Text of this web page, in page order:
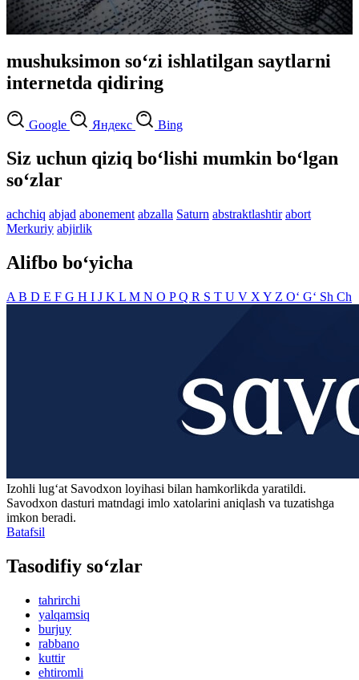
mushuksimon so‘zi ishlatilgan saytlarni
internetda qidiring
Google Яндекс Bing
Siz uchun qiziq bo‘lishi mumkin bo‘lgan
so‘zlar
achchiq abjad abonement abzalla Saturn abstraktlashtir abort
Merkuriy abjirlik
Alifbo bo‘yicha
A B D E F G H I J K L M N O PQ R S T U V X Y Z O‘ G‘ Sh Ch
Izohli lugʻat Savodxon loyihasi bilan hamkorlikda yaratildi.
Savodxon dasturi matndagi imlo xatolarini aniqlash va tuzatishga
imkon beradi.
Batafsil
Tasodifiy so‘zlar
tahrirchi
yalqamsiq
burjuy
rabbano
kuttir
ehtiromli